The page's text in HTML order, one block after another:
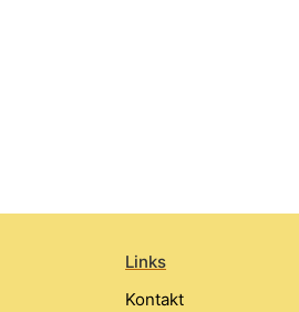
Links
Kontakt